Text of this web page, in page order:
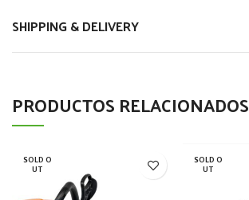
SHIPPING & DELIVERY
PRODUCTOS RELACIONADOS
SOLD O
UT
SOLD O
UT